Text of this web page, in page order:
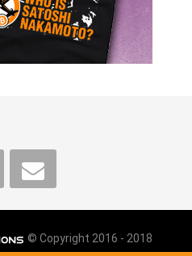
© Copyright 2016 - 2018